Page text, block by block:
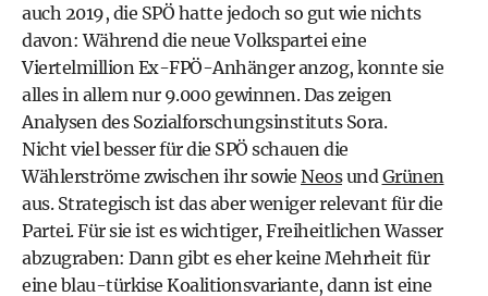
auch 2019, die SPÖ hatte jedoch so gut wie nichts
davon: Während die neue Volkspartei eine
Viertelmillion Ex-FPÖ-Anhänger anzog, konnte sie
alles in allem nur 9.000 gewinnen. Das zeigen
Analysen des Sozialforschungsinstituts Sora.
Nicht viel besser für die SPÖ schauen die
Wählerströme zwischen ihr sowie Neosund Grünen
aus. Strategisch ist das aber weniger relevant für die
Partei. Für sie ist es wichtiger, Freiheitlichen Wasser
abzugraben: Dann gibt es eher keine Mehrheit für
eine blau-türkise Koalitionsvariante, dann ist eine